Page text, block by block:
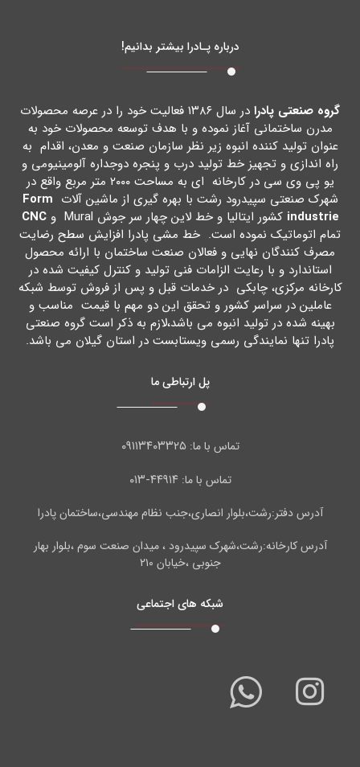
درباره پـادرا بیشتر بدانیم!
گروه صنعتی پادرا
در سال ۱۳۸۶ فعالیت خود را در عرصه محصولات
مدرن ساختمانی آغاز نموده و با هدف توسعه محصولات خود به
عنوان تولید کننده انبوه زیر نظر سازمان صنعت و معدن، اقدام به
راه اندازي و تجهیز خط تولید درب و پنجره دوجداره آلومینیومی و
یو پی وي سی در کارخانه اي به مساحت ۲۰۰۰ متر مربع واقع در
شهرك صنعتی سپیدرود رشت با بهره گیري از ماشین آلات Form
industrie کشور ایتالیا و خط لاین چهار سر جوش Mural و
CNC
تمام اتوماتیک نموده است. خط مشی پادرا افزایش سطح رضایت
مصرف کنندگان نهایی و فعالان صنعت ساختمان با ارائه محصول
استاندارد و با رعایت الزامات فنی تولید و کنترل کیفیت شده در
کارخانه مرکزي، چابکی در خدمات قبل و پس از فروش توسط شبکه
عاملین در سراسر کشور و تحقق این دو مهم با قیمت مناسب و
بهینه شده در تولید انبوه می باشد،لازم به ذکر است گروه صنعتی
پادرا تنها نمایندگی رسمی ویستابست در استان گیلان می باشد.
پل ارتباطی ما
تماس با ما:۰۹۱۱۳۴۰۳۳۲۵
تماس با ما: ۴۴۹۱۴-۰۱۳
آدرس دفتر:رشت،بلوار انصاری،جنب نظام مهندسی،ساختمان پادرا
آدرس کارخانه:رشت،شهرک سپیدرود ، میدان صنعت سوم ،بلوار بهار
جنوبی ،خیابان ۲۱۰
شبکه های اجتماعی